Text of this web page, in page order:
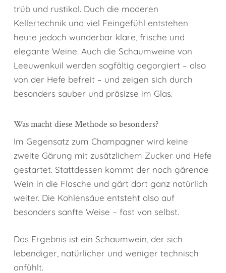
trüb und rustikal. Duch die moderen
Kellertechnik und viel Feingefühl entstehen
heute jedoch wunderbar klare, frische und
elegante Weine. Auch die Schaumweine von
Leeuwenkuil werden sogfältig degorgiert – also
von der Hefe befreit – und zeigen sich durch
besonders sauber und präsizse im Glas.
Was macht diese Methode so besonders?
Im Gegensatz zum Champagner wird keine
zweite Gärung mit zusätzlichem Zucker und Hefe
gestartet. Stattdessen kommt der noch gärende
Wein in die Flasche und gärt dort ganz natürlich
weiter. Die Kohlensäue entsteht also auf
besonders sanfte Weise – fast von selbst.
Das Ergebnis ist ein Schaumwein, der sich
lebendiger, natürlicher und weniger technisch
anfühlt.